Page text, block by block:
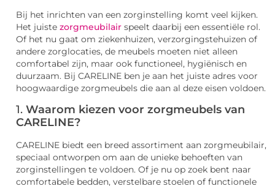
Bij het inrichten van een zorginstelling komt veel kijken.
Het juiste zorgmeubilair speelt daarbij een essentiële rol.
Of het nu gaat om ziekenhuizen, verzorgingstehuizen of
andere zorglocaties, de meubels moeten niet alleen
comfortabel zijn, maar ook functioneel, hygiënisch en
duurzaam. Bij CARELINE ben je aan het juiste adres voor
hoogwaardige zorgmeubels die aan al deze eisen voldoen.
1. Waarom kiezen voor zorgmeubels van
CARELINE?
CARELINE biedt een breed assortiment aan zorgmeubilair,
speciaal ontworpen om aan de unieke behoeften van
zorginstellingen te voldoen. Of je nu op zoek bent naar
comfortabele bedden, verstelbare stoelen of functionele